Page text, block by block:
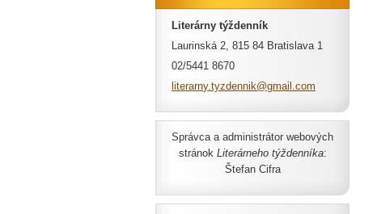
Literárny týždenník
Laurinská 2, 815 84 Bratislava 1
02/5441 8670
literarny.tyzdennik@gmai l.com
Správca a administrátor webových
stránok Literárneho týždenníka:
Štefan Cifra